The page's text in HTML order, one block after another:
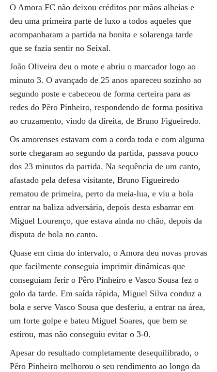
O Amora FC não deixou créditos por mãos alheias e
deu uma primeira parte de luxo a todos aqueles que
acompanharam a partida na bonita e solarenga tarde
que se fazia sentir no Seixal.
João Oliveira deu o mote e abriu o marcador logo ao
minuto 3. O avançado de 25 anos apareceu sozinho ao
segundo poste e cabeceou de forma certeira para as
redes do Pêro Pinheiro, respondendo de forma positiva
ao cruzamento, vindo da direita, de Bruno Figueiredo.
Os amorenses estavam com a corda toda e com alguma
sorte chegaram ao segundo da partida, passava pouco
dos 23 minutos da partida. Na sequência de um canto,
afastado pela defesa visitante, Bruno Figueiredo
rematou de primeira, perto da meia-lua, e viu a bola
entrar na baliza adversária, depois desta esbarrar em
Miguel Lourenço, que estava ainda no chão, depois da
disputa de bola no canto.
Quase em cima do intervalo, o Amora deu novas provas
que facilmente conseguia imprimir dinâmicas que
conseguiam ferir o Pêro Pinheiro e Vasco Sousa fez o
golo da tarde. Em saída rápida, Miguel Silva conduz a
bola e serve Vasco Sousa que desferiu, a entrar na área,
um forte golpe e bateu Miguel Soares, que bem se
estirou, mas não conseguiu evitar o 3-0.
Apesar do resultado completamente desequilibrado, o
Pêro Pinheiro melhorou o seu rendimento ao longo da